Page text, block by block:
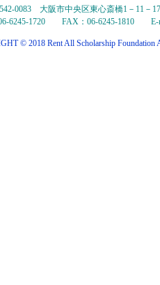
0083 大阪市中央区東心斎橋1－11－
6245-1720 FAX：06-6245-1810 E-
© 2018 Rent All Scholarship Foundation